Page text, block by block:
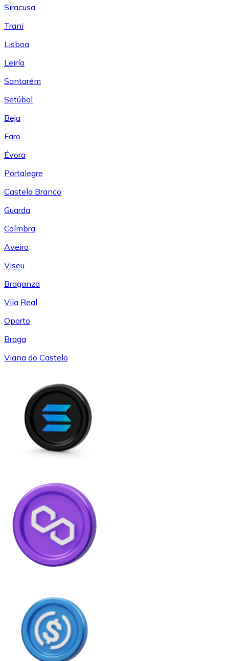
Siracusa
Trani
Lisboa
Leiría
Santarém
Setúbal
Beja
Faro
Évora
Portalegre
Castelo Branco
Guarda
Coímbra
Aveiro
Viseu
Braganza
Vila Real
Oporto
Braga
Viana do Castelo